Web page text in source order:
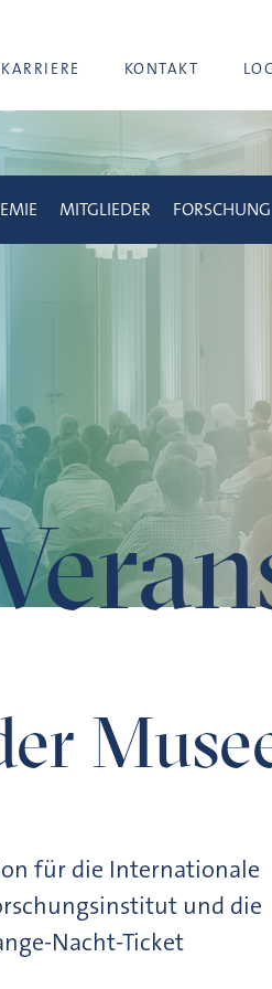
KARRIERE KONTAKT
MITGLIEDER FORSCHUNG
für die Internationale
und die
Nacht-Ticket